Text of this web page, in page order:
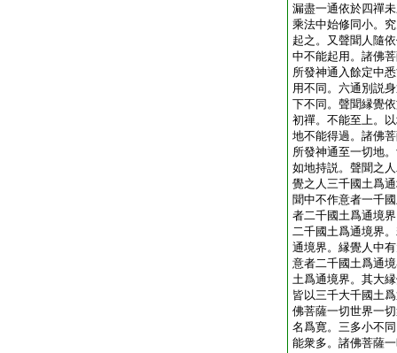
漏盡一通依於四禪
乘法中始修同小。
起之。又聲聞人隨
中不能起用。諸佛
所發神通入餘定中
用不同。六通別説
下不同。聲聞縁覺
初禪。不能至上。
地不能得過。諸佛
所發神通至一切地
如地持説。聲聞之
覺之人三千國土爲
聞中不作意者一千
者二千國土爲通境
二千國土爲通境界
通境界。縁覺人中
意者二千國土爲通
土爲通境界。其大
皆以三千大千國土
佛菩薩一切世界一
名爲寛。三多小不
能衆多。諸佛菩薩